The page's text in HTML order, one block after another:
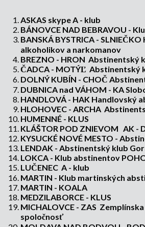
ASKAS skype A - klub
BÁNOVCE NAD BEBRAVOU -
BANSKÁ BYSTRICA -
alkoholikov a narkomanov
BREZNO - HRON Abstinentský
ČADCA - MOTÝĽ Abstinentský
DOLNÝ KUBÍN - CHOČ
DUBNICA nad VÁHOM - KA
HANDLOVÁ - HAK Handlovský
HLOHOVEC - ARCHA
HUMENNÉ - KLUS
KLÁŠTOR POD ZNIEVOM AK -
KYSUCKÉ NOVÉ MESTO -
LENDAK - Abstinentský klub
LOKCA - Klub abstinentov
LUČENEC A - klub
MARTIN - Klub martinských
MARTIN - KOALA
MEDZILABORCE - KLUS
MICHALOVCE - ZAS
spoločnosť